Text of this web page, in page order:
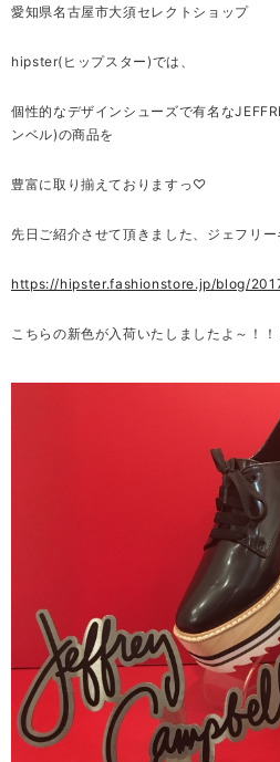
愛知県名古屋市大須セレクトショップ
hipster(ヒップスター)では、
個性的なデザインシューズで有名な
ンベル)の商品を
豊富に取り揃えておりますっ♡
先日ご紹介させて頂きました、ジェフリ
https://hipster.fashionstore.jp/blog/
こちらの新色が入荷いたしましたよ～！！